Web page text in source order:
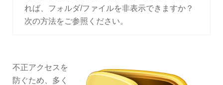
れば、フォルダ/ファイルを非表示できますか？
次の方法をご参照ください。
不正アクセスを
防ぐため、多く